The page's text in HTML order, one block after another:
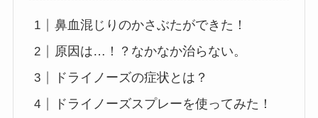
鼻血混じりのかさぶたができた！
原因は…！？なかなか治らない。
ドライノーズの症状とは？
ドライノーズスプレーを使ってみた！